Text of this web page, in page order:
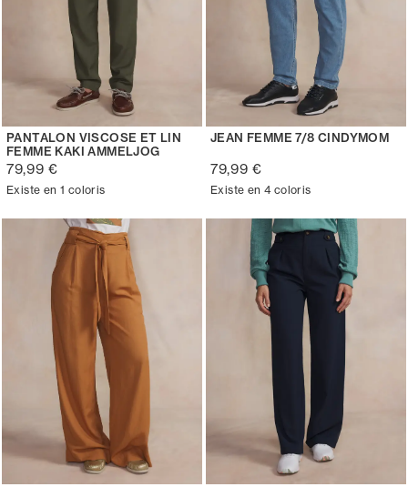
PANTALON VISCOSE ET LIN
FEMME KAKI AMMELJOG
79,99 €
Existe en 1 coloris
JEAN FEMME 7/8 CINDYMOM
79,99 €
Existe en 4 coloris